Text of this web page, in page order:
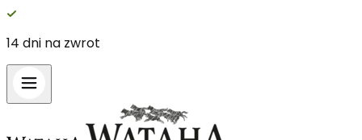
14 dni na zwrot